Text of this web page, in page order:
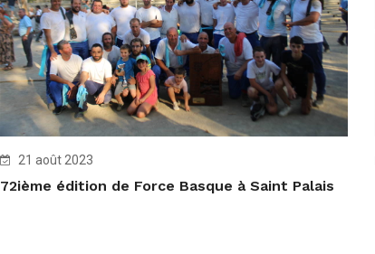
21 août 2023
72ième édition de Force Basque à Saint Palais